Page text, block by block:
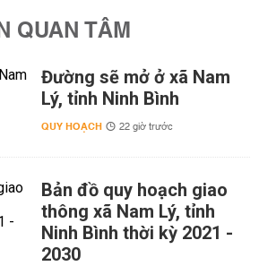
QUAN TÂM
Đường sẽ mở ở xã Nam
Lý, tỉnh Ninh Bình
QUY HOẠCH 22 giờ trước
Bản đồ quy hoạch giao
thông xã Nam Lý, tỉnh
Ninh Bình thời kỳ 2021 -
2030